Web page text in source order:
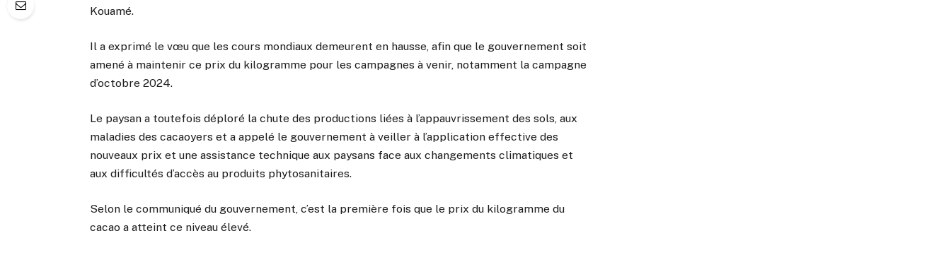
Kouamé.
Il a exprimé le vœu que les cours mondiaux demeurent en hausse, afin que le gouvernement soit
amené à maintenir ce prix du kilogramme pour les campagnes à venir, notamment la campagne
d’octobre 2024.
Le paysan a toutefois déploré la chute des productions liées à l’appauvrissement des sols, aux
maladies des cacaoyers et a appelé le gouvernement à veiller à l’application effective des
nouveaux prix et une assistance technique aux paysans face aux changements climatiques et
aux difficultés d’accès au produits phytosanitaires.
Selon le communiqué du gouvernement, c’est la première fois que le prix du kilogramme du
cacao a atteint ce niveau élevé.